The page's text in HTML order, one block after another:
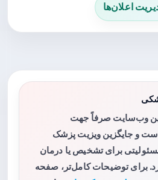
اعلان‌ها
وب‌سایت صرفاً جهت
و جایگزین ویزیت پزشک
برای تشخیص یا درمان
برای توضیحات کامل‌تر، صفحه